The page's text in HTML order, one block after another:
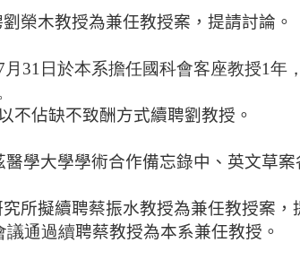
榮木教授為兼任教授案 ，提請討論。
月31日於本系擔任國科會客座教授1年
不佔缺不致酬方式續聘劉教授。
學大學學術合作備忘錄中、英文草案
所擬續聘蔡振水教授為兼任教授案
議通過續聘蔡教授為本系兼任教授。